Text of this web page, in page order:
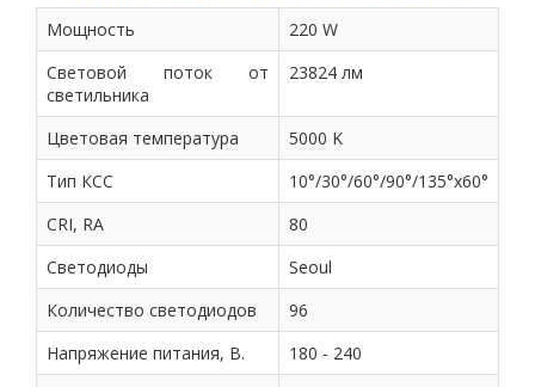
Мощность
220 W
Световой поток от
светильника
23824 лм
Цветовая температура
5000 K
Тип КСС
10°/30°/60°/90°/135°х60°
CRI, RA
80
Светодиоды
Seoul
Количество светодиодов
96
Напряжение питания, В.
180 - 240